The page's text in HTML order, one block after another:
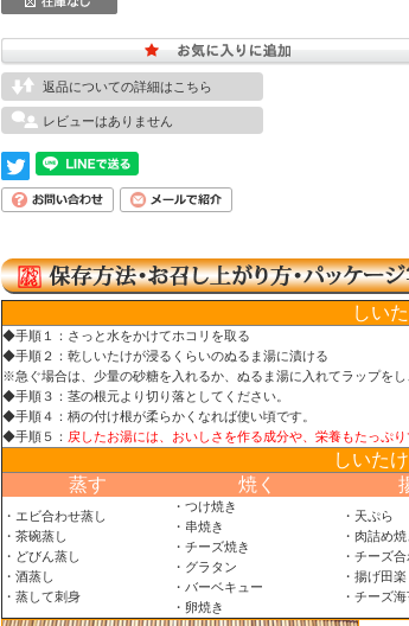
返品についての詳細はこちら
レビューはありません
しい
◆手順１：さっと水をかけてホコリを取る
◆手順２：乾しいたけが浸るくらいのぬるま湯に漬ける
※急ぐ場合は、少量の砂糖を入れるか、ぬるま湯に入れてラップをし
◆手順３：茎の根元より切り落としてください。
◆手順４：柄の付け根が柔らかくなれば使い頃です。
◆手順５： 戻したお湯には、おいしさを作る成分や、栄養もたっぷ
しいた
蒸す
焼く
・エビ合わせ蒸し
・茶碗蒸し
・どびん蒸し
・酒蒸し
・蒸して刺身
・つけ焼き
・串焼き
・チーズ焼き
・グラタン
・バーベキュー
・卵焼き
・天ぷら
・肉詰め焼
・チーズ
・揚げ田楽
・チーズ